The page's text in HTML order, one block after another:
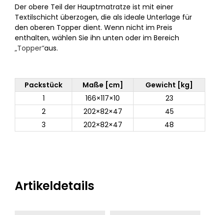
Der obere Teil der Hauptmatratze ist mit einer
Textilschicht überzogen, die als ideale Unterlage für
den oberen Topper dient. Wenn nicht im Preis
enthalten, wählen Sie ihn unten oder im Bereich
„Topper“aus.
Packstück Maße [cm]
Gewicht [kg]
1
166×117×10
23
2
202×82×47
45
3
202×82×47 48
Artikeldetails